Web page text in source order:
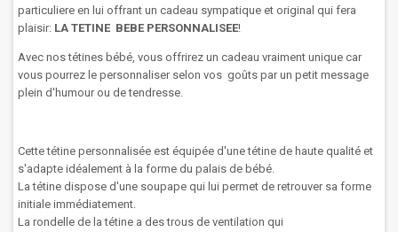
particuliere en lui offrant un cadeau sympatique et original qui fera
plaisir: LA TETINE BEBE PERSONNALISEE!
Avec nos tétines bébé, vous offrirez un cadeau vraiment unique car
vous pourrez le personnaliser selon vos goûts par un petit message
plein d'humour ou de tendresse.
Cette tétine personnalisée est équipée d'une tétine de haute qualité et
s'adapte idéalement à la forme du palais de bébé.
Latétine dispose d'une soupape qui lui permet de retrouver sa forme
initiale immédiatement.
La rondelle de la tétine a des trous de ventilation qui